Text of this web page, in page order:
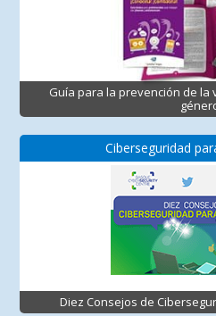
Guía para la prevención de la
Ciberseguridad
Diez Consejos de